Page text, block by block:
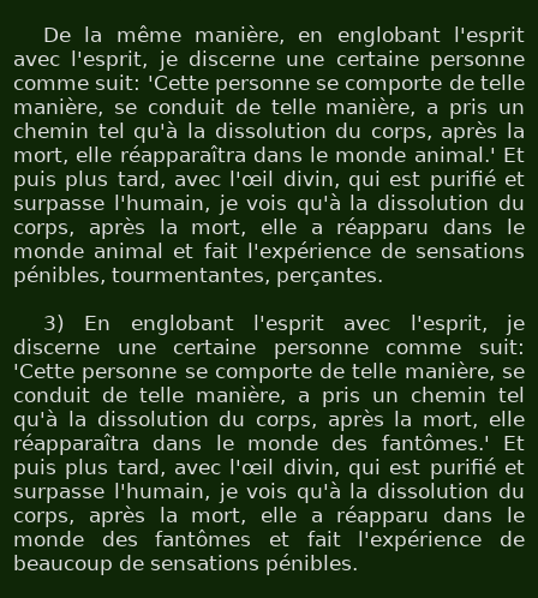
De la même manière, en englobant l'esprit
avec l'esprit, je discerne une certaine personne
comme suit: 'Cette personne se comporte de telle
manière, se conduit de telle manière, a pris un
chemin tel qu'à la dissolution du corps, après la
mort, elle réapparaîtra dans le monde animal.' Et
puis plus tard, avec l'œil divin, qui est purifié et
surpasse l'humain, je vois qu'à la dissolution du
corps, après la mort, elle a réapparu dans le
monde animal et fait l'expérience de sensations
pénibles, tourmentantes, perçantes.
3) En englobant l'esprit avec l'esprit, je
discerne une certaine personne comme suit:
'Cette personne se comporte de telle manière, se
conduit de telle manière, a pris un chemin tel
qu'à la dissolution du corps, après la mort, elle
réapparaîtra dans le monde des fantômes.' Et
puis plus tard, avec l'œil divin, qui est purifié et
surpasse l'humain, je vois qu'à la dissolution du
corps, après la mort, elle a réapparu dans le
monde des fantômes et fait l'expérience de
beaucoup de sensations pénibles.